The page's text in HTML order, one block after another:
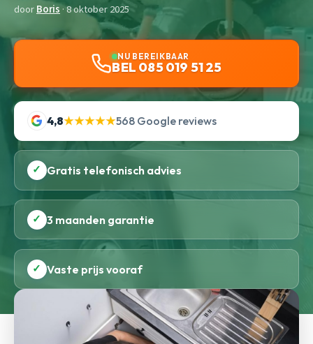
doorBoris· 8 oktober 2025
NU BEREIKBAAR
BEL 085 019 51 25
4,8★★★★★568 Google reviews
✓ Gratis telefonisch advies
✓ 3 maanden garantie
✓ Vaste prijs vooraf